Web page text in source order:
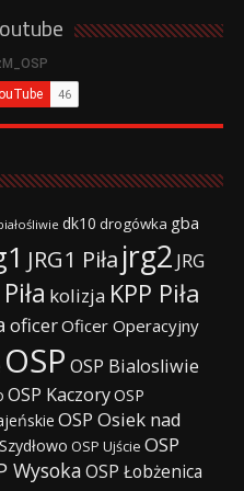
dk10 drogówka gba
JRG1 Piła jrg2 JRG
kolizja KPP Piła
oficerOficer Operacyjny
OSP OSP Bialosliwie
OSP KaczoryOSP
OSP Osiek nad
OSP Ujście OSP
WysokaOSP Łobżenica